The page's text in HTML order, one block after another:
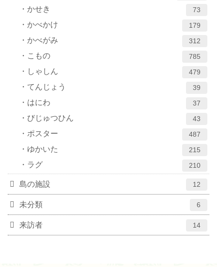
かせき 73
かべかけ 179
かべがみ 312
こもの 785
しゃしん 479
てんじょう 39
はにわ 37
びじゅつひん 43
ポスター 487
ゆかいた 215
ラグ 210
島の施設 12
未分類 6
来訪者 14